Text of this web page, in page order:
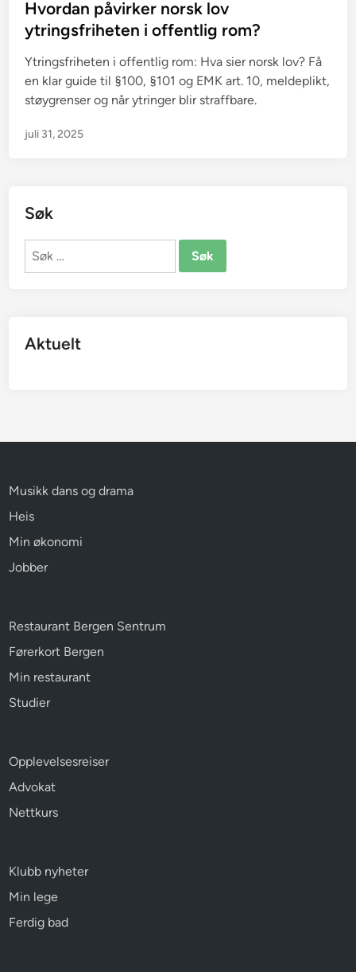
s
t
e
d
i
n
Hvordan påvirker norsk lov
ytringsfriheten i offentlig rom?
Ytringsfriheten i offentlig rom: Hva sier norsk lov? Få
en klar guide til §100, §101 og EMK art. 10, meldeplikt,
støygrenser og når ytringer blir straffbare.
juli 31, 2025
Søk
Søk
Aktuelt
Musikk dans og drama
Heis
Min økonomi
Jobber
Restaurant Bergen Sentrum
Førerkort Bergen
Min restaurant
Studier
Opplevelsesreiser
Advokat
Nettkurs
Klubb nyheter
Min lege
Ferdig bad